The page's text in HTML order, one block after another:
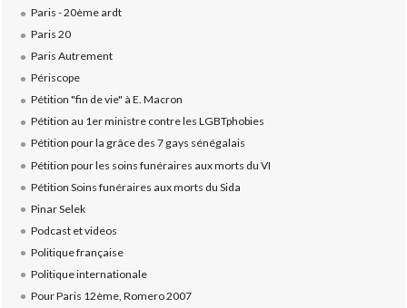
Paris - 20ème ardt
Paris 20
Paris Autrement
Périscope
Pétition "fin de vie" à E. Macron
Pétition au 1er ministre contre les LGBTphobies
Pétition pour la grâce des 7 gays sénégalais
Pétition pour les soins funéraires aux morts du VI
Pétition Soins funéraires aux morts du Sida
Pinar Selek
Podcast et videos
Politique française
Politique internationale
Pour Paris 12ème, Romero 2007